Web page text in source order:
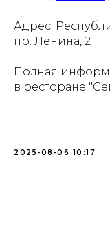
Адрес:
пр. Ленина, 21
Полная
в ресторане
2025-08-06 10:17